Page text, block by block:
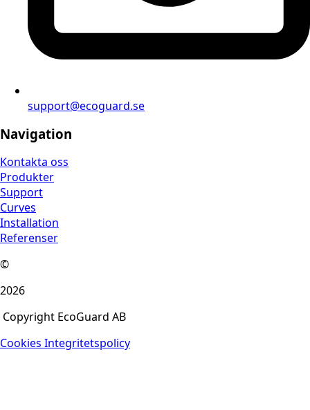
support@ecoguard.se
Navigation
Kontakta oss
Produkter
Support
Curves
Installation
Referenser
©
2026
Copyright EcoGuard AB
Cookies Integritetspolicy